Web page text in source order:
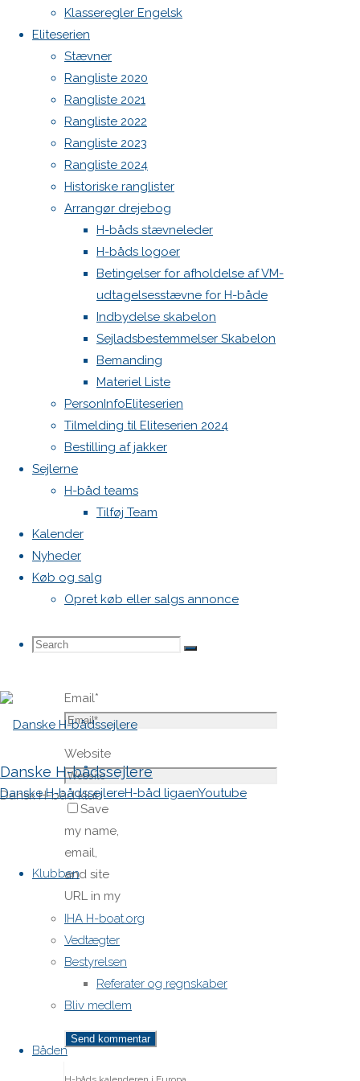
Klasseregler Engelsk
Eliteserien
Stævner
Rangliste 2020
Rangliste 2021
Rangliste 2022
Rangliste 2023
Rangliste 2024
Historiske ranglister
Arrangør drejebog
H-båds stævneleder
H-båds logoer
Betingelser for afholdelse af VM-
udtagelsesstævne for H-både
Indbydelse skabelon
Sejladsbestemmelser Skabelon
Bemanding
Materiel Liste
PersonInfoEliteserien
Tilmelding til Eliteserien 2024
Bestilling af jakker
Sejlerne
H-båd teams
Tilføj Team
Kalender
Nyheder
Køb og salg
Opret køb eller salgs annonce
Search
Search
Search
Danske H-bådssejlere
Dansk H-båd klub
Danske H-bådssejlereH-båd ligaenYoutube
Klubben
IHA H-boat.org
Vedtægter
Bestyrelsen
Referater og regnskaber
Bliv medlem
Båden
image
Next
image
Skriv
et
svar
Din e-
mailadresse
vil ikke
blive
publiceret.
Krævede
felter er
markeret
med
Comment
Name*
Email*
Website
Save
my name,
email,
and site
URL in my
browser
for next
time I
post a
comment.
WordPress.org